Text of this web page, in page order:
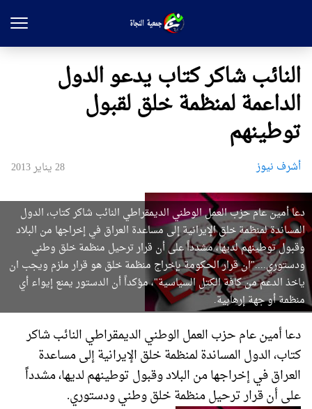
النائب شاكر كتاب يدعو الدول
الداعمة لمنظمة خلق لقبول
توطينهم
أشرف نيوز 28 يناير 2013
دعا أمين عام حزب العمل الوطني الديمقراطي النائب شاكر كتاب، الدول
المساندة لمنظمة خلق الإيرانية إلى مساعدة العراق في إخراجها من البلاد
وقبول توطينهم لديها، مشدداً على أن قرار ترحيل منظمة خلق وطني
ودستوري...."ان قرار الحكومة بإخراج منظمة خلق هو قرار ملزم ويجب ان
ياخذ الدعم من كافة الكتل السياسية"، مؤكداً أن الدستور يمنع إيواء أي
منظمة أو جهة إرهابية.
دعا أمين عام حزب العمل الوطني الديمقراطي النائب شاكر
كتاب، الدول المساندة لمنظمة خلق الإيرانية إلى مساعدة
العراق في إخراجها من البلاد وقبول توطينهم لديها، مشدداً
على أن قرار ترحيل منظمة خلق وطني ودستوري.